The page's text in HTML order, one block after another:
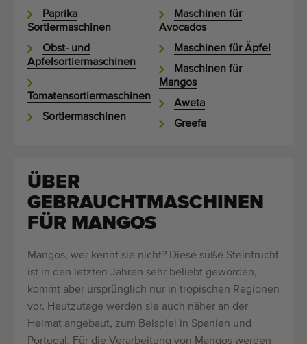
Paprika
Sortiermaschinen
Obst- und
Apfelsortiermaschinen
Tomatensortiermaschinen
Sortiermaschinen
Maschinen für
Avocados
Maschinen für Äpfel
Maschinen für
Mangos
Aweta
Greefa
ÜBER
GEBRAUCHTMASCHINEN
FÜR MANGOS
Mangos, wer kennt sie nicht? Diese süße Steinfrucht
ist in den letzten Jahren sehr beliebt geworden,
kommt aber ursprünglich nur in tropischen Regionen
vor. Heutzutage werden sie auch näher an der
Heimat angebaut, zum Beispiel in Spanien und
Portugal. Für die Verarbeitung von Mangos werden